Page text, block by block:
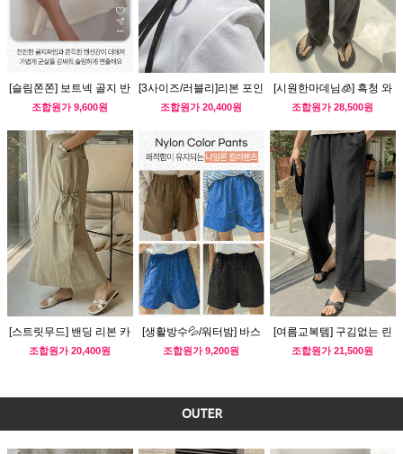
[슬림쫀쫀] 보트넥 골지 반
팔티
조합원가9,600원
[3사이즈/러블리]리본 포인
트 뷔스티에 원피스
조합원가20,400원
[시원한마데님🧊] 흑청 와
이드 데님 팬츠
조합원가28,500원
[스트릿무드] 밴딩 리본 카
고 스커트
조합원가20,400원
[생활방수💦/워터밤] 바스
락 컬러 숏팬츠
조합원가9,200원
[여름교복템] 구김없는 린
넨 밴딩 팬츠
조합원가21,500원
OUTER